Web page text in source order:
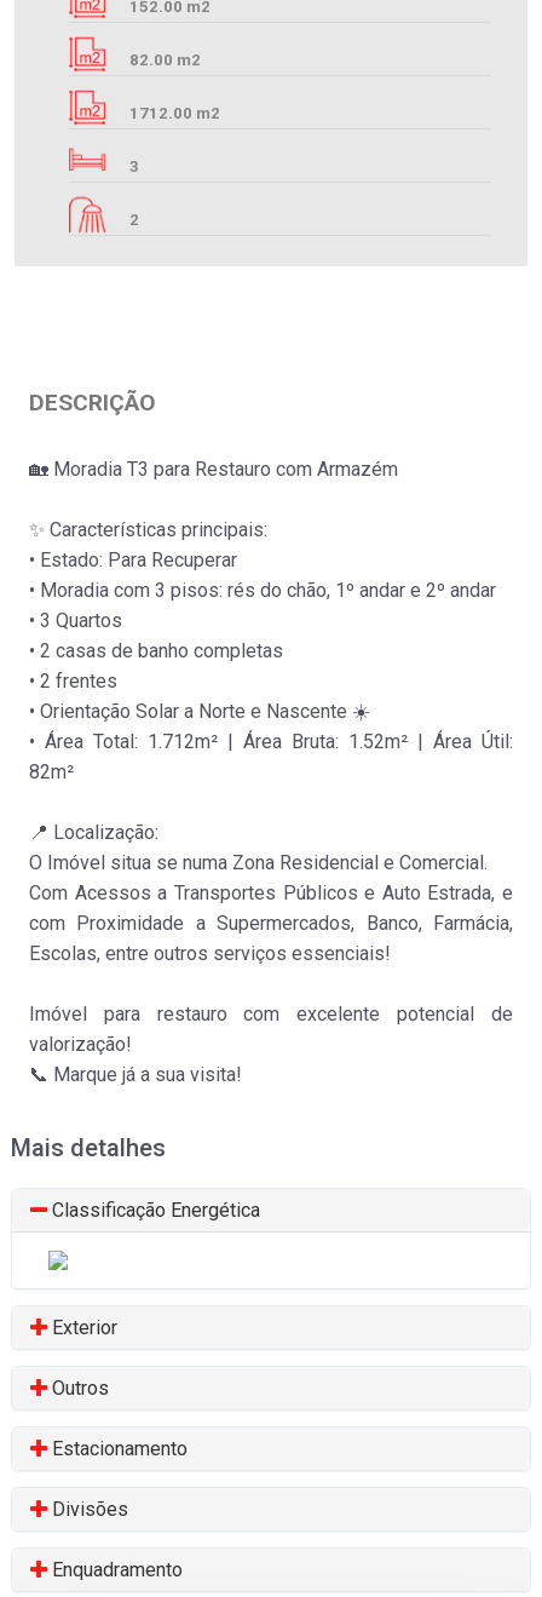
152.00 m2
82.00 m2
1712.00 m2
3
2
Moradia isolada
Tamel (Santa Leocá(...)
Venda: Sob Consulta
Moradia isolada
Barroselas
Venda:322.000€
Moradia isolada
Venda:130.000€
Moradia isolada
Modivas
Venda:275.000€
DESCRIÇÃO
🏡 Moradia T3 para Restauro com Armazém
✨ Características principais:
• Estado: Para Recuperar
• Moradia com 3 pisos: rés do chão, 1º andar e 2º andar
• 3 Quartos
• 2 casas de banho completas
• 2 frentes
• Orientação Solar a Norte e Nascente ☀️
• Área Total: 1.712m² | Área Bruta: 1.52m² | Área Útil:
82m²
📍 Localização:
O Imóvel situa se numa Zona Residencial e Comercial.
Com Acessos a Transportes Públicos e Auto Estrada, e
com Proximidade a Supermercados, Banco, Farmácia,
Escolas, entre outros serviços essenciais!
Imóvel para restauro com excelente potencial de
valorização!
📞 Marque já a sua visita!
Mais detalhes
Classificação Energética
Exterior
Outros
Estacionamento
Divisões
Enquadramento